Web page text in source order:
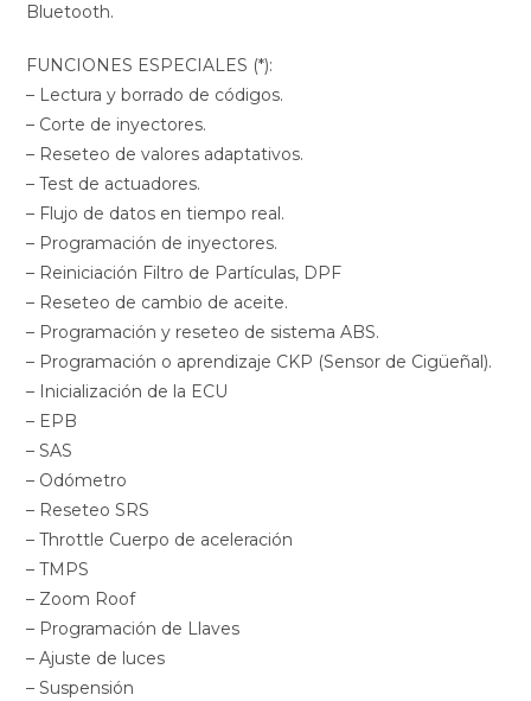
Bluetooth.
FUNCIONES ESPECIALES (*):
– Lectura y borrado de códigos.
– Corte de inyectores.
– Reseteo de valores adaptativos.
– Test de actuadores.
– Flujo de datos en tiempo real.
– Programación de inyectores.
– Reiniciación Filtro de Partículas, DPF
– Reseteo de cambio de aceite.
– Programación y reseteo de sistema ABS.
– Programación o aprendizaje CKP (Sensor de Cigüeñal).
– Inicialización de la ECU
– EPB
– SAS
– Odómetro
– Reseteo SRS
– Throttle Cuerpo de aceleración
– TMPS
– Zoom Roof
– Programación de Llaves
– Ajuste de luces
– Suspensión